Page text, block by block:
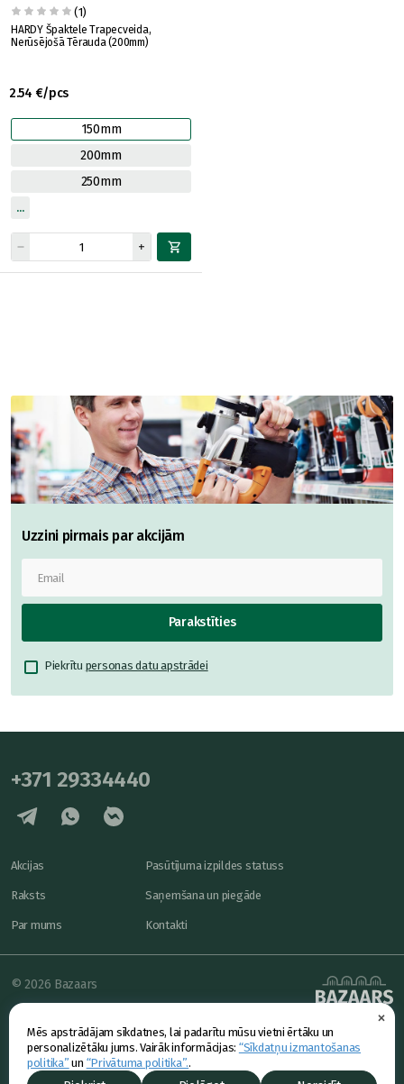
×
Mēs apstrādājam sīkdatnes, lai padarītu mūsu vietni ērtāku un
personalizētāku jums. Vairāk informācijas: “Sīkdatņu izmantošanas
politika” un “Privātuma politika”..
(1)
HARDY Špaktele Trapecveida,
Nerūsējošā Tērauda (200mm)
2.54 €/pcs
150mm
200mm
250mm
Uzzini pirmais par akcijām
Parakstīties
Piekrītu personas datu apstrādei
+371 29334440
Akcijas
Raksts
Par mums
Pasūtījuma izpildes statuss
Saņemšana un piegāde
Kontakti
powered by
© 2026 Bazaars
Konfidencialitāte
Piedāvājums